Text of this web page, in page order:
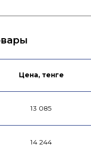
Цена, тенге
13 085
14 244